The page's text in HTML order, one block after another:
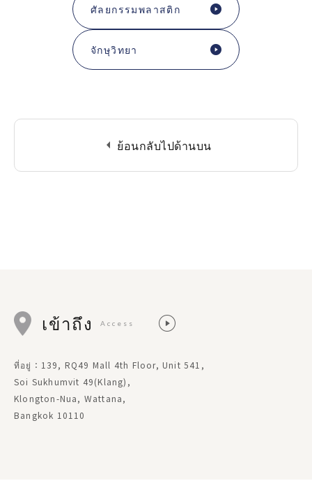
ศัลยกรรมพลาสติก
จักษุวิทยา
arrow_left ย้อนกลับไปด้านบน
เข้าถึง Access
ที่อยู่：139, RQ49 Mall 4th Floor, Unit 541,
Soi Sukhumvit 49(Klang),
Klongton-Nua, Wattana,
Bangkok 10110